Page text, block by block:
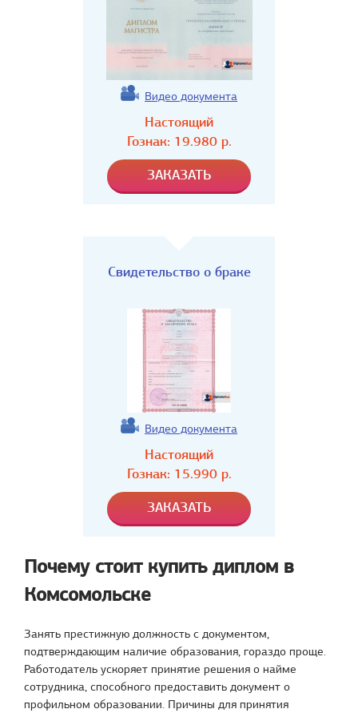
Видео документа
Настоящий
Гознак: 19.980р.
Свидетельство о браке
Видео документа
Настоящий
Гознак: 15.990р.
Почему стоит купить диплом в
Комсомольске
Занять престижную должность с документом,
подтверждающим наличие образования, гораздо проще.
Работодатель ускоряет принятие решения о найме
сотрудника, способного предоставить документ о
профильном образовании. Причины для принятия